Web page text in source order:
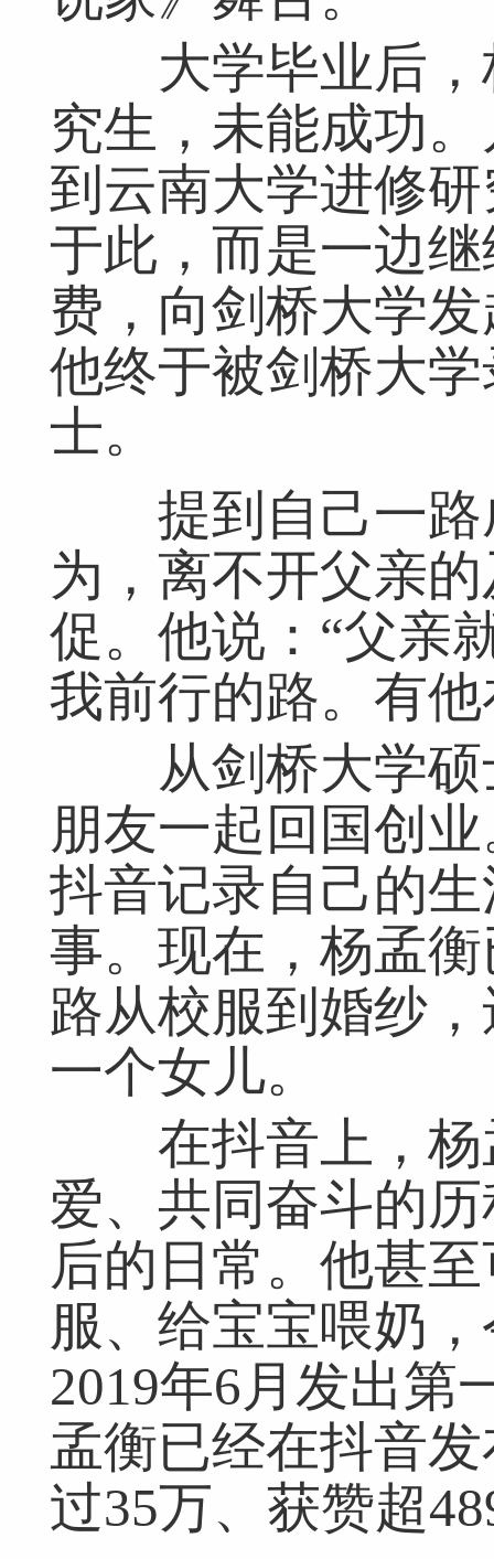
大学毕业后，
究生，未能成功
到云南大学进修
于此，而是一边
费，向剑桥大学
他终于被剑桥大
士。
提到自己一路
为，离不开父亲
促。他说：“父亲
我前行的路。有
从剑桥大学硕
朋友一起回国创
抖音记录自己的
事。现在，杨孟
路从校服到婚纱
一个女儿。
在抖音上，杨
爱、共同奋斗的
后的日常。他甚
服、给宝宝喂奶
2019年6月发出第
孟衡已经在抖音
过35万、获赞超
登录名： 密码： 匿名发布 验
网友评论仅供其表达个人看法，并不表明本网同意其观点或证实其描